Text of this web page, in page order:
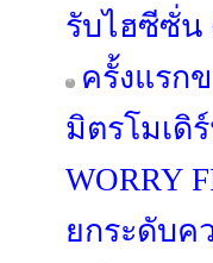
รับไฮซีซั่น
ครั้งแรก
มิตรโมเดิ
WORRY
ยกระดับ